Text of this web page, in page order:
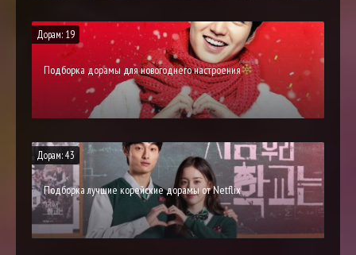
Дорам: 19
Подборка дорамы для новогоднего настроения
Дорам: 43
Подборка лучшие корейские дорамы от Netflix